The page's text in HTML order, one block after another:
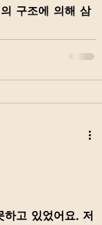
구조에 의해 삼
고 있었어요. 저